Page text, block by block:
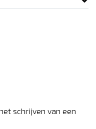
schrijven van een